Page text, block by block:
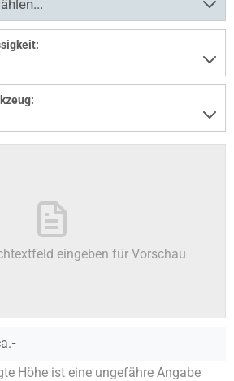
eingeben für Vorschau
-
Höhe ist eine ungefähre Angabe